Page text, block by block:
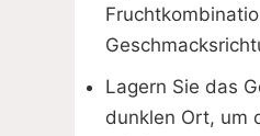
Lagern Sie das
dunklen Ort, um